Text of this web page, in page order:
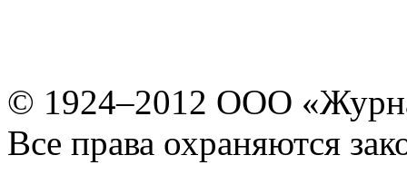
© 1924–2012 ООО
Все права охраняются